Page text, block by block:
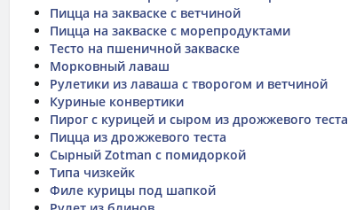
Пицца на закваске с ветчиной
Пицца на закваске с морепродуктами
Тесто на пшеничной закваске
Морковный лаваш
Рулетики из лаваша с творогом и ветчиной
Куриные конвертики
Пирог с курицей и сыром из дрожжевого теста
Пицца из дрожжевого теста
Сырный Zotman с помидоркой
Типа чизкейк
Филе курицы под шапкой